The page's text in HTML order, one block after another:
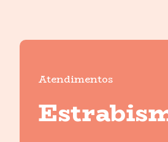
Atendimentos